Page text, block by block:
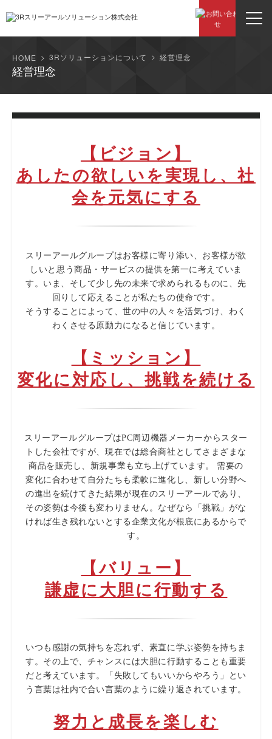
HOME 3Rソリューションについて 経営理念
経営理念
【ビジョン】
あしたの欲しいを実現し、社
会を元気にする
スリーアールグループはお客様に寄り添い、お客様が欲
しいと思う商品・サービスの提供を第一に考えていま
す。いま、そして少し先の未来で求められるものに、先
回りして応えることが私たちの使命です。
そうすることによって、世の中の人々を活気づけ、わく
わくさせる原動力になると信じています。
【ミッション】
変化に対応し、挑戦を続ける
スリーアールグループはPC周辺機器メーカーからスター
トした会社ですが、現在では総合商社としてさまざまな
商品を販売し、新規事業も立ち上げています。 需要の
変化に合わせて自分たちも柔軟に進化し、新しい分野へ
の進出を続けてきた結果が現在のスリーアールであり、
その姿勢は今後も変わりません。なぜなら「挑戦」がな
ければ生き残れないとする企業文化が根底にあるからで
す。
【バリュー】
謙虚に大胆に行動する
いつも感謝の気持ちを忘れず、素直に学ぶ姿勢を持ちま
す。その上で、チャンスには大胆に行動することも重要
だと考えています。「失敗してもいいからやろう」とい
う言葉は社内で合い言葉のように繰り返されています。
努力と成長を楽しむ